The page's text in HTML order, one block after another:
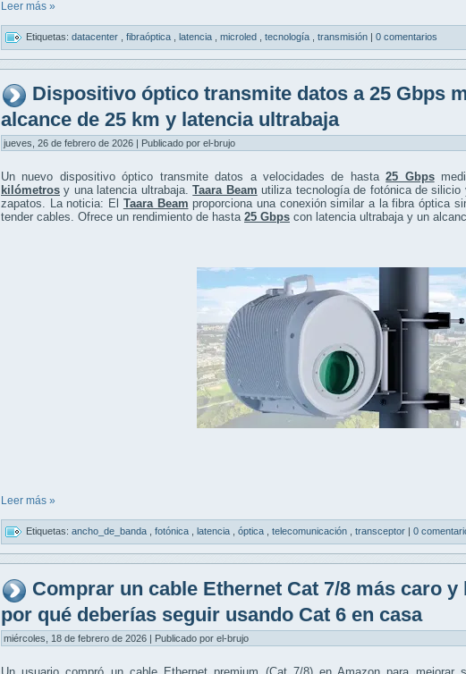
Leer más »
Etiquetas: datacenter fibraóptica latencia microled tecnología transmisión | 0 comentarios
Dispositivo óptico transmite datos a 25 Gbps
alcance de 25 km y latencia ultrabaja
jueves, 26 de febrero de 2026 | Publicado por el-brujo
Un nuevo dispositivo óptico transmite datos a velocidades de hasta25 Gbps
kilómetros y una latencia ultrabaja.Taara Beam utiliza tecnología de fotónica de
zapatos. La noticia: El Taara Beam proporciona una conexión similar a la fibra óptica
tender cables. Ofrece un rendimiento de hasta 25 Gbps con latencia ultrabaja y un
Leer más »
Etiquetas: ancho_de_banda fotónica latencia óptica telecomunicación transceptor 0
Comprar un cable Ethernet Cat 7/8 más caro
por qué deberías seguir usando Cat 6 en casa
miércoles, 18 de febrero de 2026 | Publicado por el-brujo